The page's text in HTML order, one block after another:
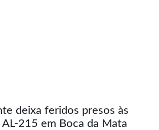
deixa feridos presos às
215 em Boca da Mata